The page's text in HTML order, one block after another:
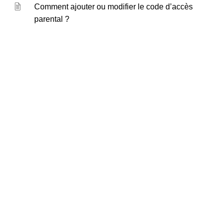
Comment ajouter ou modifier le code d’accès
parental ?